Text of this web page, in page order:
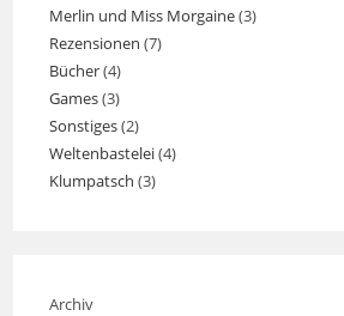
Merlin und Miss Morgaine(3)
Rezensionen (7)
Bücher(4)
Games(3)
Sonstiges(2)
Weltenbastelei(4)
Klumpatsch (3)
Archiv